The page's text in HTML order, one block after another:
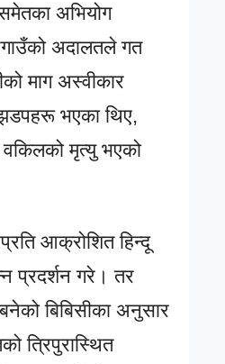
अभियोग
अदालतले गत
माग अस्वीकार
भएका थिए,
मृत्यु भएको
आक्रोशित हिन्दू
प्रदर्शन गरे। तर
बिबिसीका अनुसार
त्रिपुरास्थित